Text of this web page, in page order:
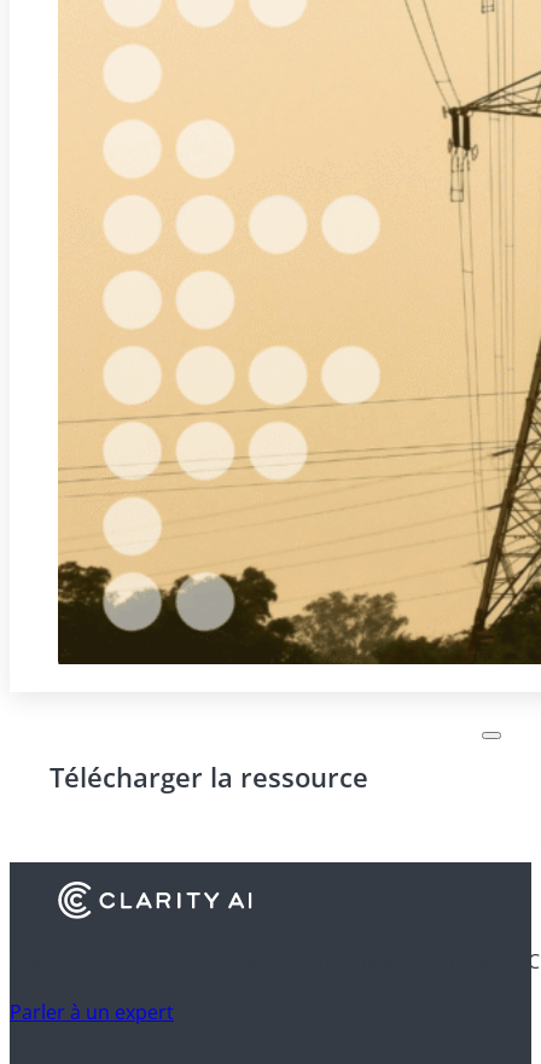
Télécharger la ressource
Découvrez comment les institutions financières utilisent
Parler à un expert